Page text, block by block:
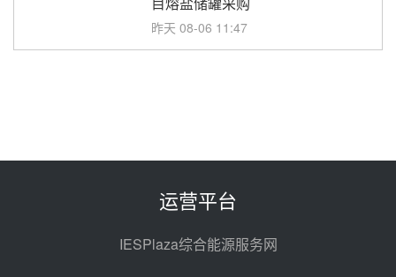
昨天 08-06 11:47
光热示范电站二列蒸汽发生器设备
热发电工程EPC总承包项目熔盐截
运营平台
IESPlaza综合能源服务网